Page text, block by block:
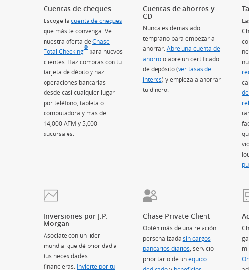
Cuentas de cheques
Escoge la cuenta de cheques
que más te convenga. Ve
nuestra oferta de Chase
Total Checking
®
(Se abre en superposición)
para nuevos
clientes. Haz compras con tu
tarjeta de débito y haz
operaciones bancarias
desde casi cualquier lugar
por teléfono, tableta o
computadora y más de
14,000 ATM y 5,000
sucursales.
Cuentas de ahorros y
CD
Nunca es demasiado
temprano para empezar a
ahorrar.Abre una cuenta de
ahorroo abre un certificado
de depósito (ver tasas de
interés) y empieza a ahorrar
tu dinero.
Inversiones por J.P.
Morgan
Asóciate con un líder
mundial que dé prioridad a
tus necesidades
financieras. Invierte por tu
Chase Private Client
Obtén más de una relación
personalizada sin cargos
bancarios diarios (Se abre en
, servicio
prioritario de unequipo